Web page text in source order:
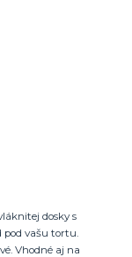
dosky s
pod vašu tortu.
Vhodné aj na